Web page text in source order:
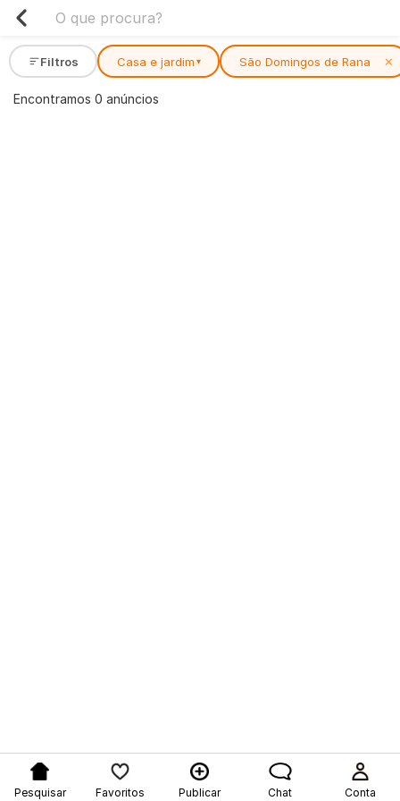
Filtros Casa e jardim ▾ São Domingos de Rana ✕
Encontramos 0 anúncios
Pesquisar Favoritos Publicar Chat Conta